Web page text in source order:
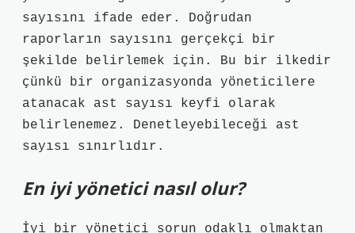
sayısını ifade eder. Doğrudan
raporların sayısını gerçekçi bir
şekilde belirlemek için. Bu bir ilkedir
çünkü bir organizasyonda yöneticilere
atanacak ast sayısı keyfi olarak
belirlenemez. Denetleyebileceği ast
sayısı sınırlıdır.
En iyi yönetici nasıl olur?
İyi bir yönetici sorun odaklı olmaktan